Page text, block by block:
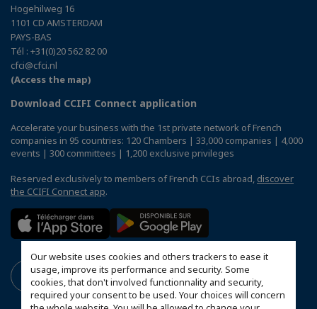
Our website uses cookies and others trackers to ease it
usage, improve its performance and security. Some
cookies, that don't involved functionnality and security,
required your consent to be used. Your choices will concern
Hogehilweg 16
1101 CD AMSTERDAM
PAYS-BAS
Tél : +31(0)20 562 82 00
cfci@cfci.nl
(Access the map)
Download CCIFI Connect application
Accelerate your business with the 1st private network of French
companies in 95 countries: 120 Chambers | 33,000 companies | 4,000
events | 300 committees | 1,200 exclusive privileges
Reserved exclusively to members of French CCIs abroad, discover
the CCIFI Connect app.